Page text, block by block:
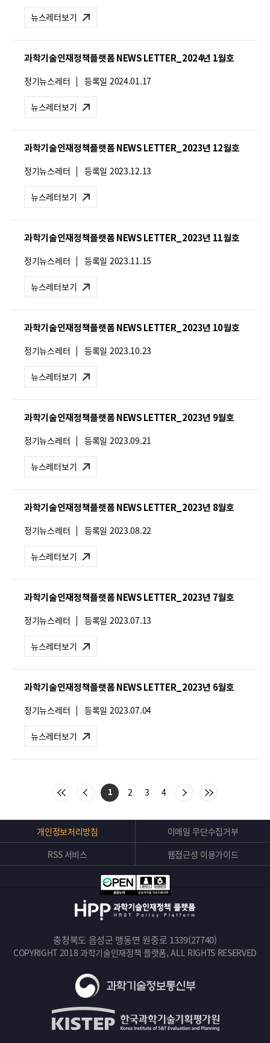
레
터
유
형
:
뉴스레터보기
과학기술인재정책플랫폼 NEWS LETTER_2024년 1월호
뉴
레
터
유
형
:
정기뉴스레터 등록일 2024.01.17
뉴스레터보기
과학기술인재정책플랫폼 NEWS LETTER_2023년 12월호
뉴
레
터
유
형
:
정기뉴스레터 등록일 2023.12.13
뉴스레터보기
과학기술인재정책플랫폼 NEWS LETTER_2023년 11월호
뉴
레
터
유
형
:
정기뉴스레터 등록일 2023.11.15
뉴스레터보기
과학기술인재정책플랫폼 NEWS LETTER_2023년 10월호
뉴
레
터
유
형
:
정기뉴스레터 등록일 2023.10.23
뉴스레터보기
과학기술인재정책플랫폼 NEWS LETTER_2023년 9월호
뉴
레
터
유
형
:
정기뉴스레터 등록일 2023.09.21
뉴스레터보기
과학기술인재정책플랫폼 NEWS LETTER_2023년 8월호
뉴
레
터
유
형
:
정기뉴스레터 등록일 2023.08.22
뉴스레터보기
과학기술인재정책플랫폼 NEWS LETTER_2023년 7월호
뉴
레
터
유
형
:
정기뉴스레터 등록일 2023.07.13
뉴스레터보기
과학기술인재정책플랫폼 NEWS LETTER_2023년 6월호
뉴
레
터
유
정기뉴스레터 등록일 2023.07.04
뉴스레터보기
처
음
로
이
동
이
전
으
로
이
동
1 2 3 4 다
음
으
로
이
동
마
지
으
로
이
동
버
개인정보처리방침
이메일 무단수집거부
RSS 서비스
웹접근성 이용가이드
충청북도 음성군 맹동면 원중로 1339(27740)
COPYRIGHT 2018 과학기술인재정책 플랫폼, ALL RIGHTS RESERVED